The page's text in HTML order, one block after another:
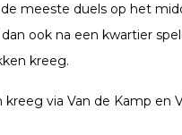
meeste duels op het
ook na een kwartier
kreeg.
via Van de Kamp en